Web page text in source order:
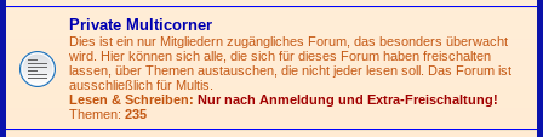
Private Multicorner
Dies ist ein nur Mitgliedern zugängliches Forum, das besonders überwacht
wird. Hier können sich alle, die sich für dieses Forum haben freischalten
lassen, über Themen austauschen, die nicht jeder lesen soll. Das Forum ist
ausschließlich für Multis.
Lesen & Schreiben: Nur nach Anmeldung und Extra-Freischaltung!
Themen: 235